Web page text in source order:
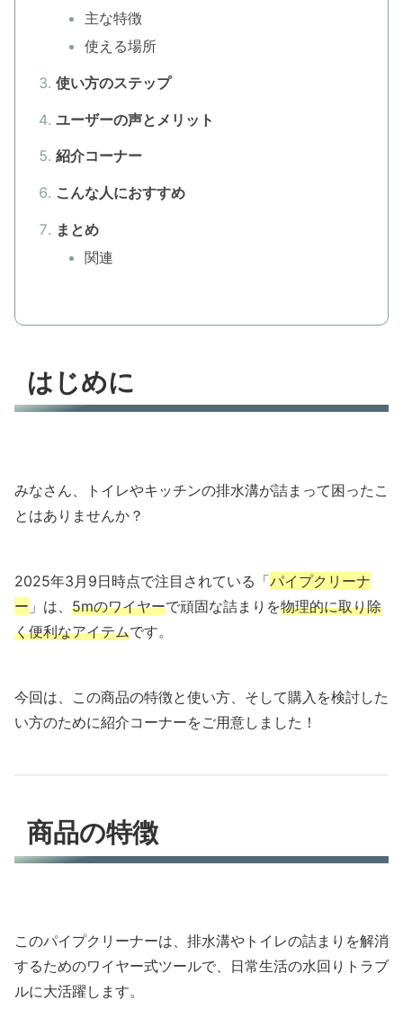
主な特徴
使える場所
使い方のステップ
ユーザーの声とメリット
紹介コーナー
こんな人におすすめ
まとめ
関連
はじめに
みなさん、トイレやキッチンの排水溝が詰まって困ったこ
とはありませんか？
2025年3月9日時点で注目されている「パイプクリーナ
ー 」は、 5mのワイヤーで頑固な詰まりを物理的に取り除
く便利なアイテムです。
今回は、この商品の特徴と使い方、そして購入を検討した
い方のために紹介コーナーをご用意しました！
商品の特徴
このパイプクリーナーは、排水溝やトイレの詰まりを解消
するためのワイヤー式ツールで、日常生活の水回りトラブ
ルに大活躍します。